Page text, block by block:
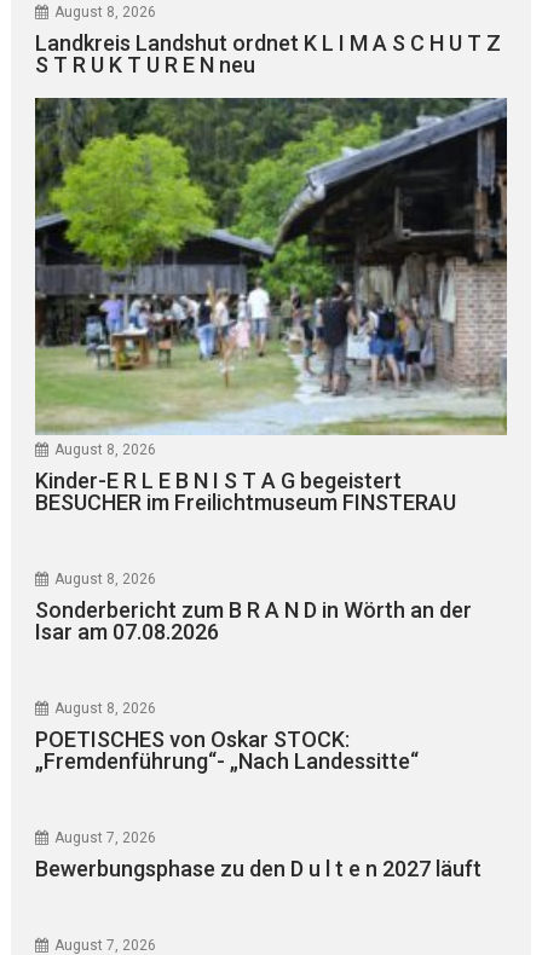
August 8, 2026
Landkreis Landshut ordnet K L I M A S C H U T Z
S T R U K T U R E N neu
August 8, 2026
Kinder-E R L E B N I S T A G begeistert
BESUCHER im Freilichtmuseum FINSTERAU
August 8, 2026
Sonderbericht zum B R A N D in Wörth an der
Isar am 07.08.2026
August 8, 2026
POETISCHES von Oskar STOCK:
„Fremdenführung“- „Nach Landessitte“
August 7, 2026
Bewerbungsphase zu den D u l t e n 2027 läuft
August 7, 2026